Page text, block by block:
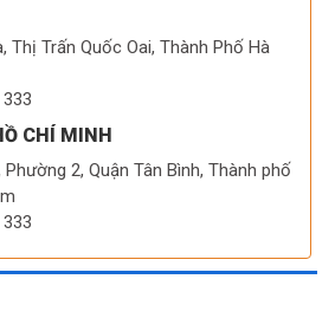
Thị Trấn Quốc Oai, Thành Phố Hà
CHÍ MINH
2, Quận Tân Bình, Thành phố